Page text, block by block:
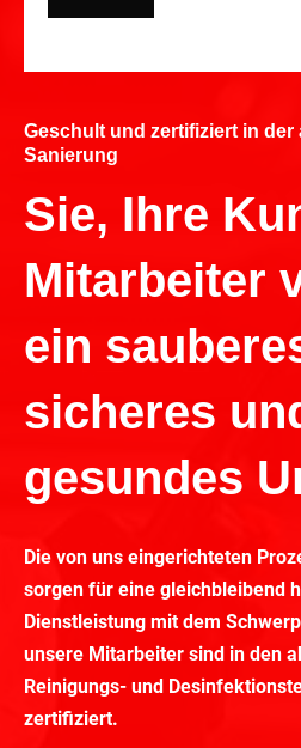
Geschult und zertifiziert in der
Sanierung
Sie, Ihre
Mitarbeiter
ein
sicheres
gesundes
Die von uns eingerichteten
sorgen für eine gleichbleibend
Dienstleistung mit dem
unsere Mitarbeiter sind in den
Reinigungs- und
zertifiziert.